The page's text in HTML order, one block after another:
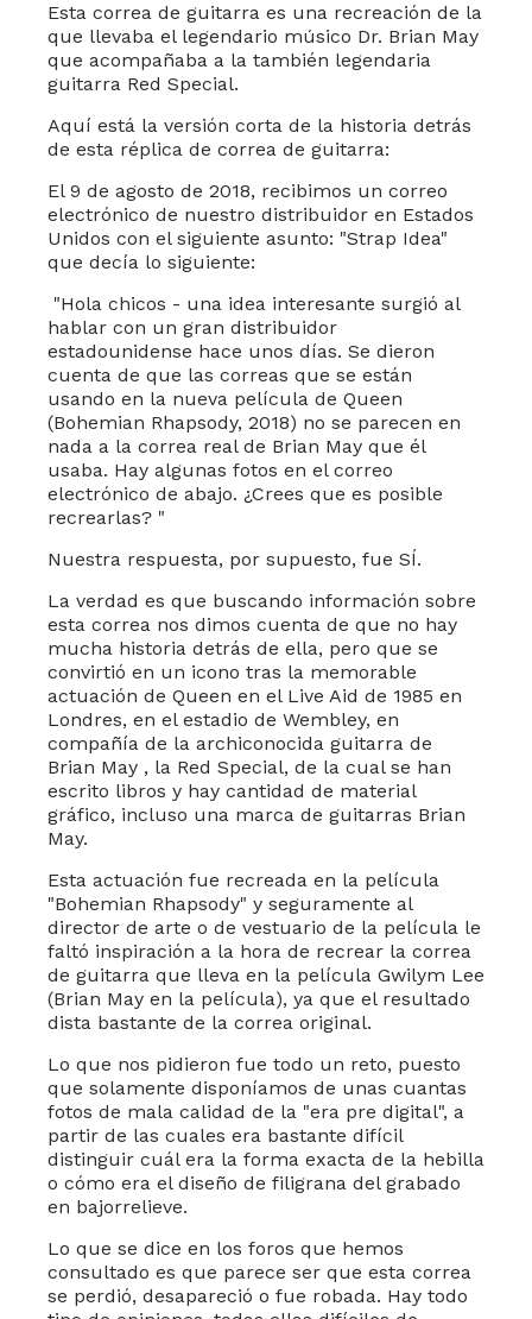
Esta correa de guitarra es una recreación de la
que llevaba el legendario músico Dr. Brian May
que acompañaba a la también legendaria
guitarra Red Special.
Aquí está la versión corta de la historia detrás
de esta réplica de correa de guitarra:
El 9 de agosto de 2018, recibimos un correo
electrónico de nuestro distribuidor en Estados
Unidos con el siguiente asunto: "Strap Idea"
que decía lo siguiente:
"Hola chicos - una idea interesante surgió al
hablar con un gran distribuidor
estadounidense hace unos días. Se dieron
cuenta de que las correas que se están
usando en la nueva película de Queen
(Bohemian Rhapsody, 2018) no se parecen en
nada a la correa real de Brian May que él
usaba. Hay algunas fotos en el correo
electrónico de abajo. ¿Crees que es posible
recrearlas? "
Nuestra respuesta, por supuesto, fue SÍ.
La verdad es que buscando información sobre
esta correa nos dimos cuenta de que no hay
mucha historia detrás de ella, pero que se
convirtió en un icono tras la memorable
actuación de Queen en el Live Aid de 1985 en
Londres, en el estadio de Wembley, en
compañía de la archiconocida guitarra de
Brian May , la Red Special, de la cual se han
escrito libros y hay cantidad de material
gráfico, incluso una marca de guitarras Brian
May.
Esta actuación fue recreada en la película
"Bohemian Rhapsody" y seguramente al
director de arte o de vestuario de la película le
faltó inspiración a la hora de recrear la correa
de guitarra que lleva en la película Gwilym Lee
(Brian May en la película), ya que el resultado
dista bastante de la correa original.
Lo que nos pidieron fue todo un reto, puesto
que solamente disponíamos de unas cuantas
fotos de mala calidad de la "era pre digital", a
partir de las cuales era bastante difícil
distinguir cuál era la forma exacta de la hebilla
o cómo era el diseño de filigrana del grabado
en bajorrelieve.
Lo que se dice en los foros que hemos
consultado es que parece ser que esta correa
se perdió, desapareció o fue robada. Hay todo